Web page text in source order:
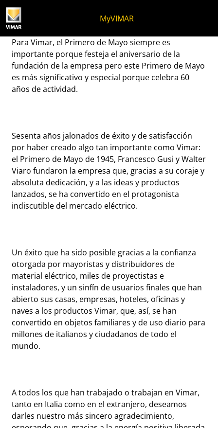
MyVIMAR
1 MAYO 1945 - 1 MAYO
Para Vimar, el Primero de Mayo siempre es
importante porque festeja el aniversario de la
fundación de la empresa pero este Primero de Mayo
es más significativo y especial porque celebra 60
años de actividad.
Sesenta años jalonados de éxito y de satisfacción
por haber creado algo tan importante como Vimar:
el Primero de Mayo de 1945, Francesco Gusi y Walter
Viaro fundaron la empresa que, gracias a su coraje y
absoluta dedicación, y a las ideas y productos
lanzados, se ha convertido en el protagonista
indiscutible del mercado eléctrico.
Un éxito que ha sido posible gracias a la confianza
otorgada por mayoristas y distribuidores de
material eléctrico, miles de proyectistas e
instaladores, y un sinfín de usuarios finales que han
abierto sus casas, empresas, hoteles, oficinas y
naves a los productos Vimar, que, así, se han
convertido en objetos familiares y de uso diario para
millones de italianos y ciudadanos de todo el
mundo.
A todos los que han trabajado o trabajan en Vimar,
tanto en Italia como en el extranjero, deseamos
darles nuestro más sincero agradecimiento,